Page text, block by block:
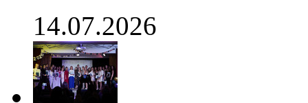
14.07.2026